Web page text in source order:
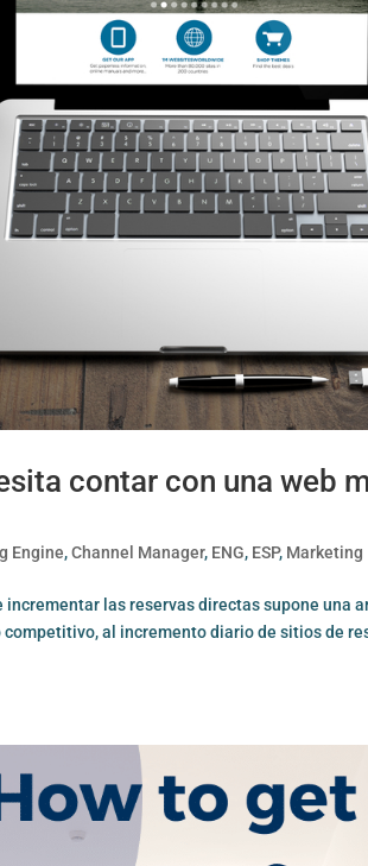
contar con una web
Engine,Channel Manager, ENG, ESP, Marketing
las reservas directas supone una
al incremento diario de sitios de